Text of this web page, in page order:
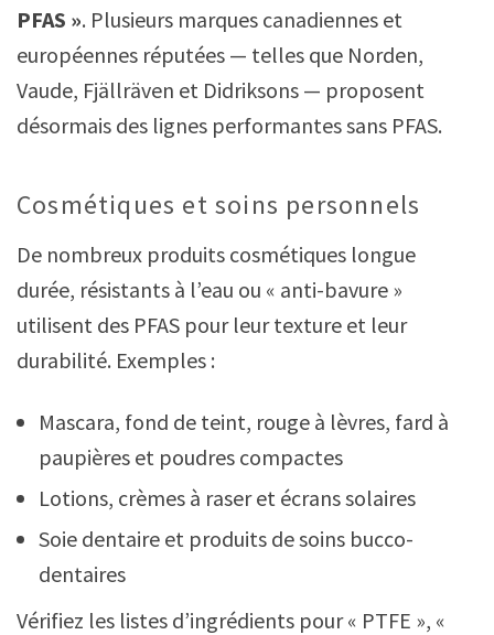
PFAS ». Plusieurs marques canadiennes et
européennes réputées — telles que Norden,
Vaude, Fjällräven et Didriksons — proposent
désormais des lignes performantes sans PFAS.
Cosmétiques et soins personnels
De nombreux produits cosmétiques longue
durée, résistants à l’eau ou « anti-bavure »
utilisent des PFAS pour leur texture et leur
durabilité. Exemples :
Mascara, fond de teint, rouge à lèvres, fard à
paupières et poudres compactes
Lotions, crèmes à raser et écrans solaires
Soie dentaire et produits de soins bucco-
dentaires
Vérifiez les listes d’ingrédients pour « PTFE », «